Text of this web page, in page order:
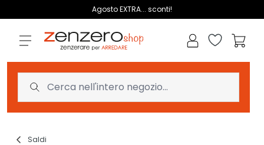
Agosto EXTRA... sconti!
Lista dei
Saldi